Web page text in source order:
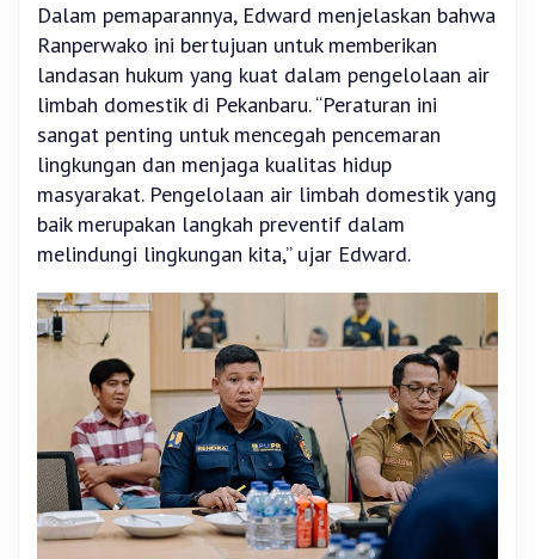
Dalam pemaparannya, Edward menjelaskan bahwa
Ranperwako ini bertujuan untuk memberikan
landasan hukum yang kuat dalam pengelolaan air
limbah domestik di Pekanbaru. “Peraturan ini
sangat penting untuk mencegah pencemaran
lingkungan dan menjaga kualitas hidup
masyarakat. Pengelolaan air limbah domestik yang
baik merupakan langkah preventif dalam
melindungi lingkungan kita,” ujar Edward.